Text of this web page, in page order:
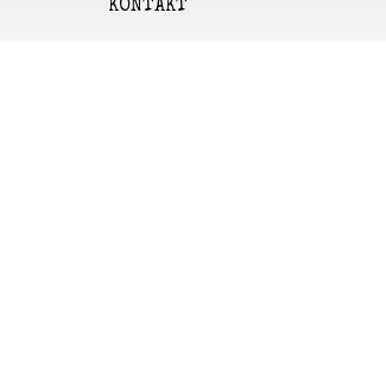
KONTAKT